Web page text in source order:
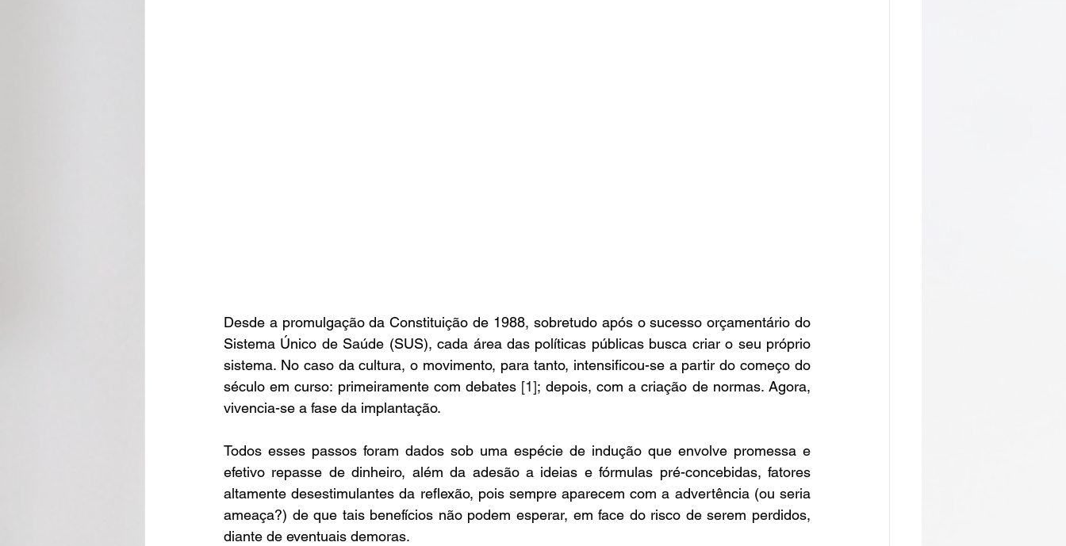
Desde a promulgação da Constituição de 1988, sobretudo após o sucesso orçamentário do
Sistema Único de Saúde (SUS), cada área das políticas públicas busca criar o seu próprio
sistema. No caso da cultura, o movimento, para tanto, intensificou-se a partir do começo do
século em curso: primeiramente com debates [1]; depois, com a criação de normas. Agora,
vivencia-se a fase da implantação.
Todos esses passos foram dados sob uma espécie de indução que envolve promessa e
efetivo repasse de dinheiro, além da adesão a ideias e fórmulas pré-concebidas, fatores
altamente desestimulantes da reflexão, pois sempre aparecem com a advertência (ou seria
ameaça?) de que tais benefícios não podem esperar, em face do risco de serem perdidos,
diante de eventuais demoras.